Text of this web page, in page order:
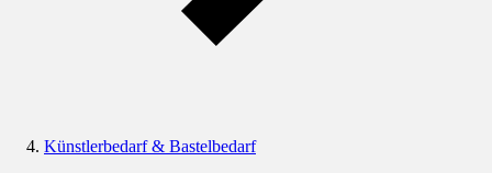
Künstlerbedarf & Bastelbedarf